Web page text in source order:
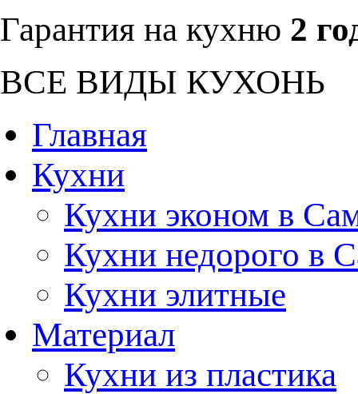
Гарантия на кухню 2
ВСЕ ВИДЫ КУХОНЬ
Главная
Кухни
Кухни эконом в
Кухни недорого в
Кухни элитные
Материал
Кухни из пластика